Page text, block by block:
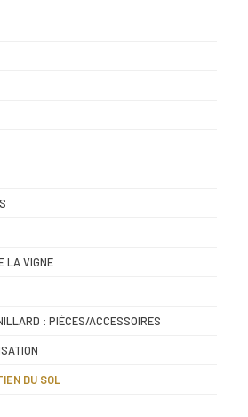
LA VIGNE
: PIÈCES/ACCESSOIRES
DU SOL